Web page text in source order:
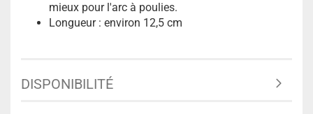
mieux pour l'arc à poulies.
Longueur : environ 12,5 cm
DISPONIBILITÉ